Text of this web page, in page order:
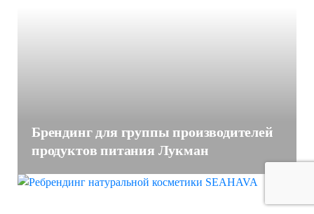
Брендинг для группы производителей
продуктов питания Лукман